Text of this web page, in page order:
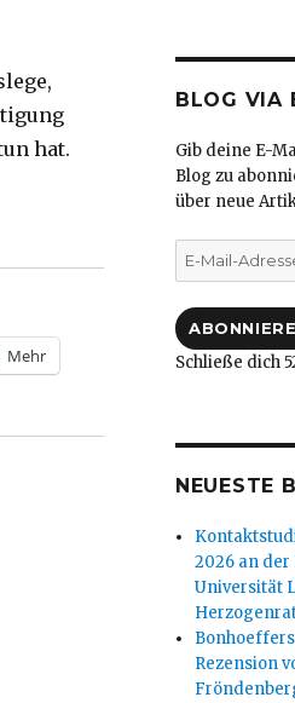
hat.
Christoph Fleischer, Werl
Mehr
BLOG VIA
Gib deine E-
Blog zu
über neue
E-
Mail-
Schließe dich
NEUESTE
2026 an
Universität
Rezension